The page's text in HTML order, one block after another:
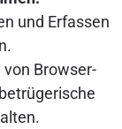
und Erfassen
Browser-